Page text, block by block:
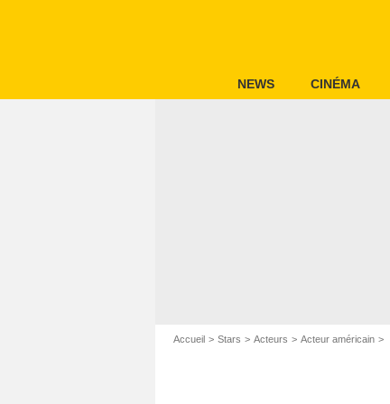
NEWS CINÉMA
Accueil Stars Acteurs Acteur américain